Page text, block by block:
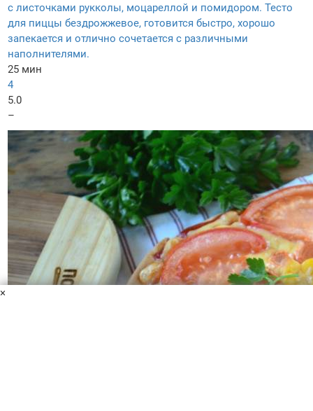
с листочками рукколы, моцареллой и помидором. Тесто
для пиццы бездрожжевое, готовится быстро, хорошо
запекается и отлично сочетается с различными
наполнителями.
25 мин
4
5.0
–
×